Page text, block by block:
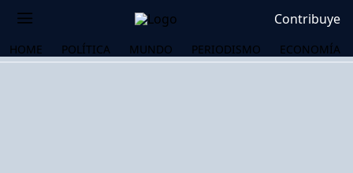
Contribuye
HOME POLÍTICA MUNDO PERIODISMO ECONOMÍA